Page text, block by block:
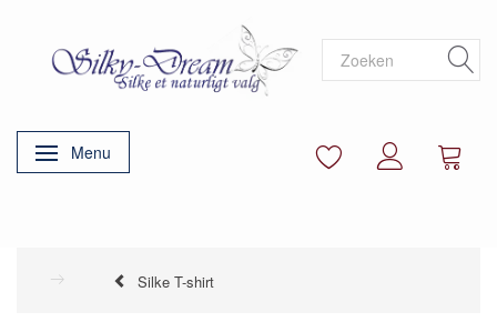
Navigatie in-/uitschakelen
Menu
Silke T-shirt